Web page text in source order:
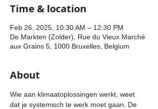
Time & location
Feb 26, 2025, 10:30 AM – 12:30 PM
De Markten (Zolder), Rue du Vieux Marché
aux Grains 5, 1000 Bruxelles, Belgium
About
Wie aan klimaatoplossingen werkt, weet
dat je systemisch te werk moet gaan. De